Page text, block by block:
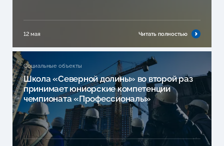
12 мая Читать полностью
Социальные объекты
Школа «Северной долины» во второй раз
принимает юниорские компетенции
чемпионата «Профессионалы»